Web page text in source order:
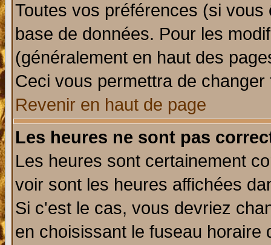
Toutes vos préférences (si
base de données. Pour les
(généralement en haut des
Ceci vous permettra de
Revenir en haut de page
Les heures ne sont pas
Les heures sont certainement
voir sont les heures affichées
Si c'est le cas, vous devriez
en choisissant le fuseau